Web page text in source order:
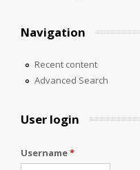
Navigation
Recent content
Advanced Search
User login
Username*